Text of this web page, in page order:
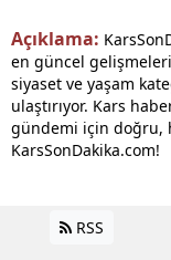
Açıklama:
en güncel
siyaset ve yaşam
ulaştırıyor. Kars
gündemi için doğru,
KarsSonDakika.com!
RSS